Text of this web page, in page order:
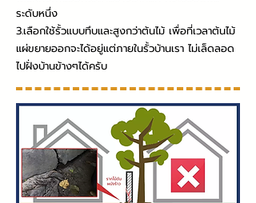
ระดับหนึ่ง
3.เลือกใช้รั้วแบบทึบและสูงกว่าต้นไม้ เพื่อที่เวลาต้นไม้
แผ่ขยายออกจะได้อยู่แต่ภายในรั้วบ้านเรา ไม่เล็ดลอด
ไปฝั่งบ้านข้างๆได้ครับ